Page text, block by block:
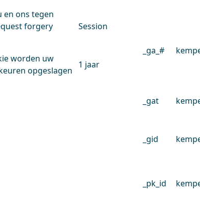
en ons tegen
forgery
Session
worden uw
opgeslagen
1 jaar
_ga_#
_gat
_gid
_pk_id